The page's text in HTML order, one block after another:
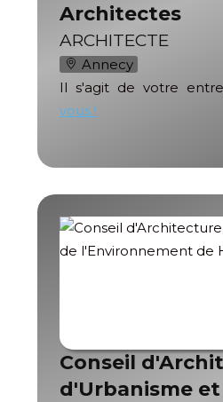
Architectes
ARCHITECTE
Annecy
Il s'agit de votre
vous !
Conseil
d'Urbanisme